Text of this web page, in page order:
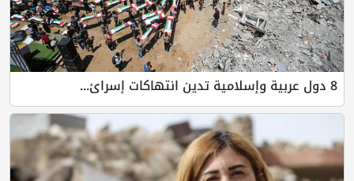
8 دول عربية وإسلامية تدين انتهاكات إسرائ...